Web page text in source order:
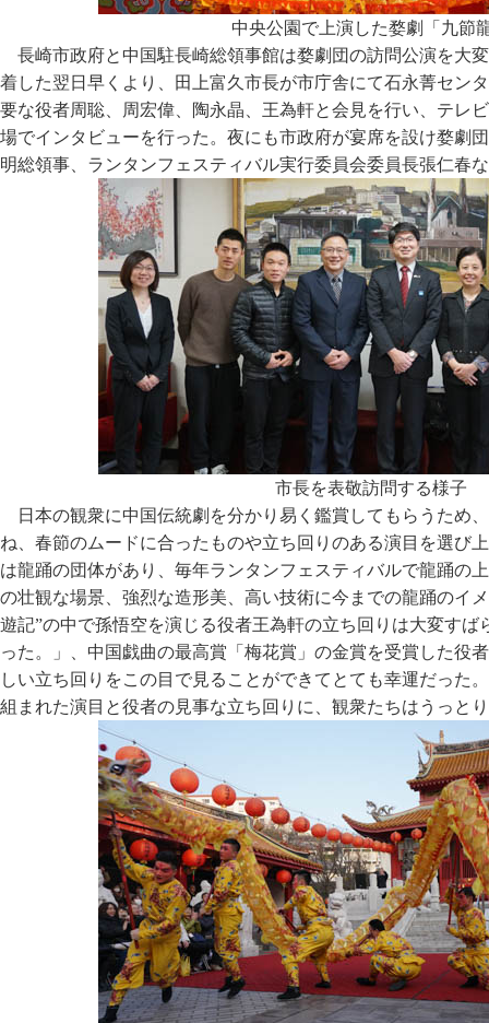
中央公園で上演した婺劇「九節
長崎市政府と中国駐長崎総領事館は婺劇団の訪問公演を大
着した翌日早くより、田上富久市長が市庁舎にて石永菁セン
要な役者周聡、周宏偉、陶永晶、王為軒と会見を行い、テレ
場でインタビューを行った。夜にも市政府が宴席を設け婺劇
明総領事、ランタンフェスティバル実行委員会委員長張仁春
市長を表敬訪問する様子
日本の観衆に中国伝統劇を分かり易く鑑賞してもらうため
ね、春節のムードに合ったものや立ち回りのある演目を選び
は龍踊の団体があり、毎年ランタンフェスティバルで龍踊の
の壮観な場景、強烈な造形美、高い技術に今までの龍踊のイ
遊記”の中で孫悟空を演じる役者王為軒の立ち回りは大変す
った。」、中国戯曲の最高賞「梅花賞」の金賞を受賞した役
しい立ち回りをこの目で見ることができてとても幸運だった
組まれた演目と役者の見事な立ち回りに、観衆たちはうっと